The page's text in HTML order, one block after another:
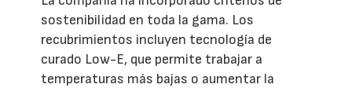
sostenibilidad en toda la gama. Los
recubrimientos incluyen tecnología de
curado Low-E, que permite trabajar a
temperaturas más bajas o aumentar la